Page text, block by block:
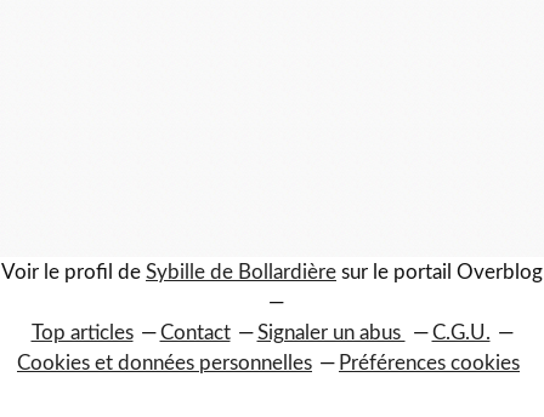
Voir le profil de Sybille de Bollardière sur le portail Overblog
Top articles Contact Signaler un abus
C.G.U.
Cookies et données personnelles
Préférences cookies